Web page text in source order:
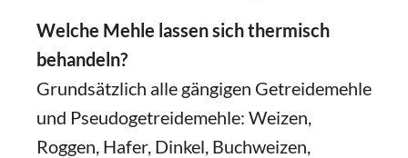
Welche Mehle lassen sich thermisch
behandeln?
Grundsätzlich alle gängigen Getreidemehle
und Pseudogetreidemehle: Weizen,
Roggen, Hafer, Dinkel, Buchweizen,